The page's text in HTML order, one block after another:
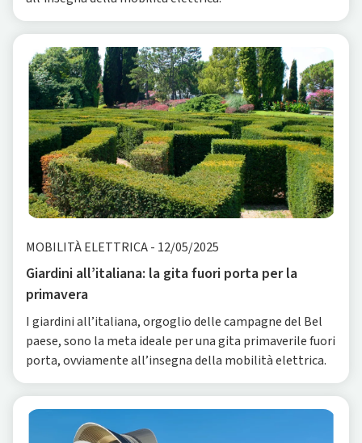
MOBILITÀ ELETTRICA- 12/05/2025
Giardini all’italiana: la gita fuori porta per la
primavera
I giardini all’italiana, orgoglio delle campagne del Bel
paese, sono la meta ideale per una gita primaverile fuori
porta, ovviamente all’insegna della mobilità elettrica.